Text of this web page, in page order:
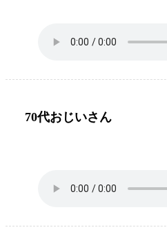
70代おじいさん